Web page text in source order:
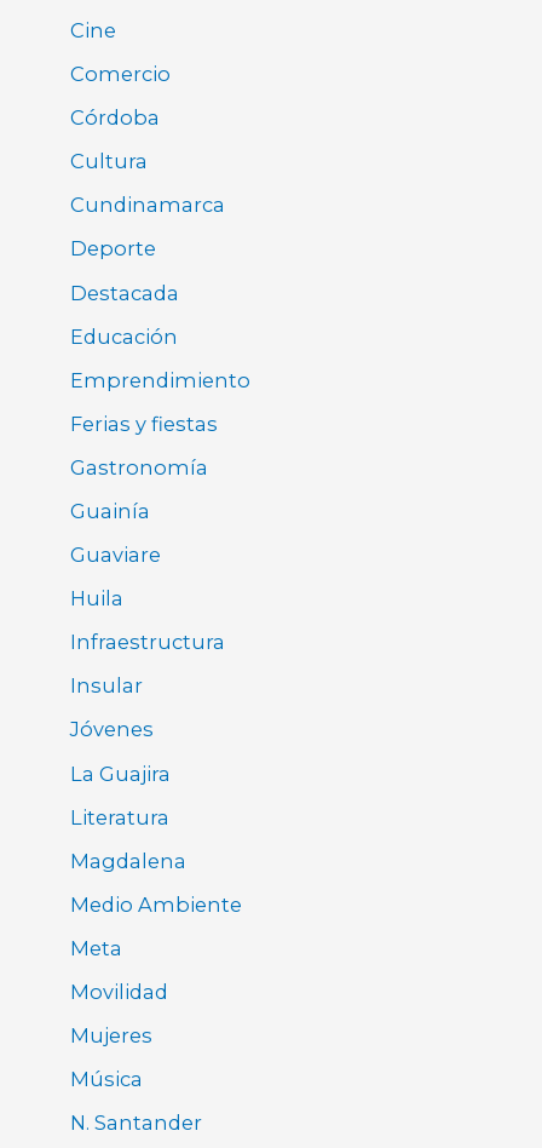
Cine
Comercio
Córdoba
Cultura
Cundinamarca
Deporte
Destacada
Educación
Emprendimiento
Ferias y fiestas
Gastronomía
Guainía
Guaviare
Huila
Infraestructura
Insular
Jóvenes
La Guajira
Literatura
Magdalena
Medio Ambiente
Meta
Movilidad
Mujeres
Música
N. Santander